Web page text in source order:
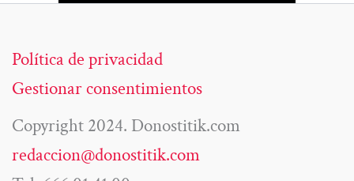
Política de privacidad
Gestionar consentimientos
Copyright 2024. Donostitik.com
redaccion@donostitik.com